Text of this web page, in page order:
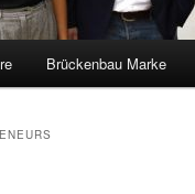
Brückenbau Marke